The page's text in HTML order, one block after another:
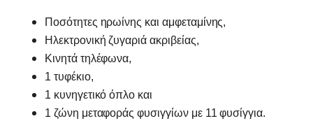
Ποσότητες ηρωίνης και αμφεταμίνης,
Ηλεκτρονική ζυγαριά ακριβείας,
Κινητά τηλέφωνα,
1 τυφέκιο,
1 κυνηγετικό όπλο και
1 ζώνη μεταφοράς φυσιγγίων με 11 φυσίγγια.